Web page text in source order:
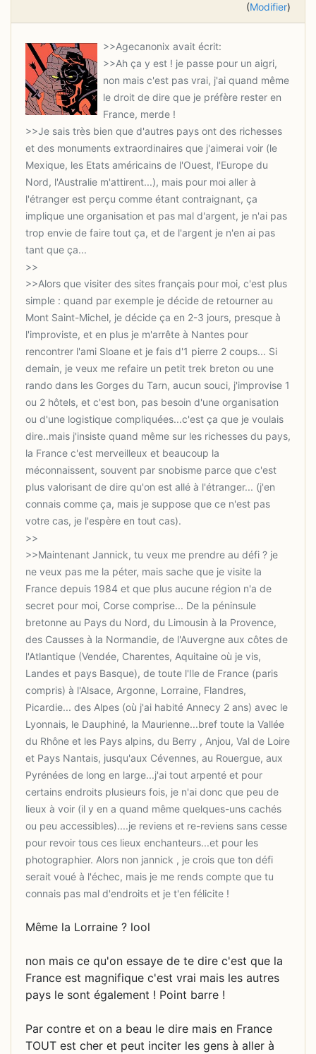
(Modifier)
>>Ah ça y est ! je passe pour un aigri,
non mais c'est pas vrai, j'ai quand même
le droit de dire que je préfère rester en
>>Je sais très bien que d'autres pays ont des richesses
et des monuments extraordinaires que j'aimerai voir (le
Mexique, les Etats américains de l'Ouest, l'Europe du
Nord, l'Australie m'attirent...), mais pour moi aller à
l'étranger est perçu comme étant contraignant, ça
implique une organisation et pas mal d'argent, je n'ai pas
trop envie de faire tout ça, et de l'argent je n'en ai pas
>>Alors que visiter des sites français pour moi, c'est plus
simple : quand par exemple je décide de retourner au
Mont Saint-Michel, je décide ça en 2-3 jours, presque à
l'improviste, et en plus je m'arrête à Nantes pour
rencontrer l'ami Sloane et je fais d'1 pierre 2 coups... Si
demain, je veux me refaire un petit trek breton ou une
rando dans les Gorges du Tarn, aucun souci, j'improvise 1
ou 2 hôtels, et c'est bon, pas besoin d'une organisation
ou d'une logistique compliquées...c'est ça que je voulais
dire..mais j'insiste quand même sur les richesses du pays,
la France c'est merveilleux et beaucoup la
méconnaissent, souvent par snobisme parce que c'est
plus valorisant de dire qu'on est allé à l'étranger... (j'en
connais comme ça, mais je suppose que ce n'est pas
>>Maintenant Jannick, tu veux me prendre au défi ? je
ne veux pas me la péter, mais sache que je visite la
France depuis 1984 et que plus aucune région n'a de
secret pour moi, Corse comprise... De la péninsule
bretonne au Pays du Nord, du Limousin à la Provence,
des Causses à la Normandie, de l'Auvergne aux côtes de
l'Atlantique (Vendée, Charentes, Aquitaine où je vis,
Landes et pays Basque), de toute l'Ile de France (paris
compris) à l'Alsace, Argonne, Lorraine, Flandres,
Picardie... des Alpes (où j'ai habité Annecy 2 ans) avec le
Lyonnais, le Dauphiné, la Maurienne...bref toute la Vallée
du Rhône et les Pays alpins, du Berry , Anjou, Val de Loire
et Pays Nantais, jusqu'aux Cévennes, au Rouergue, aux
Pyrénées de long en large...j'ai tout arpenté et pour
certains endroits plusieurs fois, je n'ai donc que peu de
lieux à voir (il y en a quand même quelques-uns cachés
ou peu accessibles)....je reviens et re-reviens sans cesse
pour revoir tous ces lieux enchanteurs...et pour les
photographier. Alors non jannick , je crois que ton défi
serait voué à l'échec, mais je me rends compte que tu
Même la Lorraine ? lool
non mais ce qu'on essaye de te dire c'est que la
France est magnifique c'est vrai mais les autres
pays le sont également ! Point barre !
Par contre et on a beau le dire mais en France
TOUT est cher et peut inciter les gens à aller à